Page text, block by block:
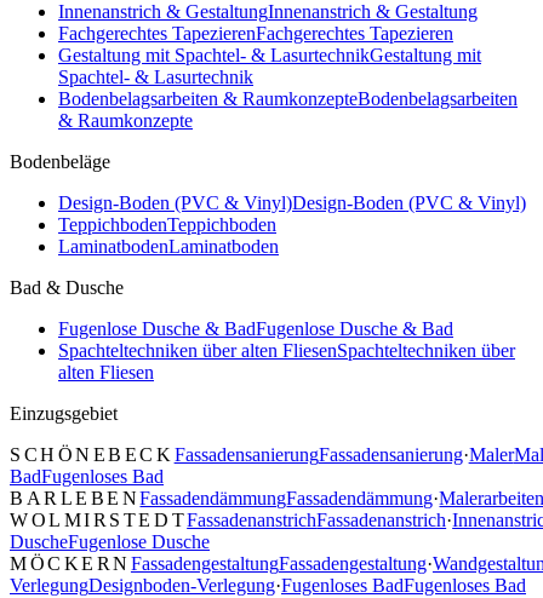
Innenanstrich & GestaltungInnenanstrich & Gestaltung
Fachgerechtes TapezierenFachgerechtes Tapezieren
Gestaltung mit Spachtel- & LasurtechnikGestaltung mit
Spachtel- & Lasurtechnik
Bodenbelagsarbeiten & RaumkonzepteBodenbelagsarbeiten
& Raumkonzepte
Bodenbeläge
Design-Boden (PVC & Vinyl)Design-Boden (PVC & Vinyl)
TeppichbodenTeppichboden
LaminatbodenLaminatboden
Bad & Dusche
Fugenlose Dusche & BadFugenlose Dusche & Bad
Spachteltechniken über alten FliesenSpachteltechniken über
alten Fliesen
Einzugsgebiet
SCHÖNEBECK FassadensanierungFassadensanierung·Maler
BadFugenloses Bad
BARLEBENFassadendämmungFassadendämmung·
WOLMIRSTEDTFassadenanstrichFassadenanstrich·
DuscheFugenlose Dusche
MÖCKERN FassadengestaltungFassadengestaltung·
VerlegungDesignboden-Verlegung·Fugenloses BadFugenloses Bad